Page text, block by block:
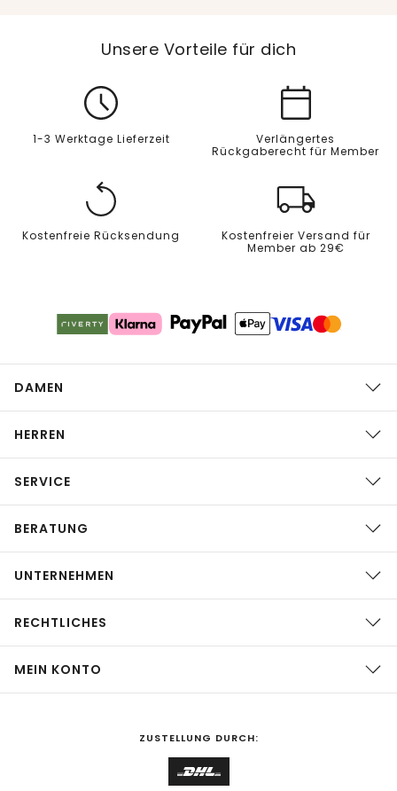
Unsere Vorteile für dich
1-3 Werktage Lieferzeit
Verlängertes
Rückgaberecht für Member
Kostenfreie Rücksendung
Kostenfreier Versand für
Member ab 29€
DAMEN
HERREN
SERVICE
BERATUNG
UNTERNEHMEN
RECHTLICHES
MEIN KONTO
ZUSTELLUNG DURCH: